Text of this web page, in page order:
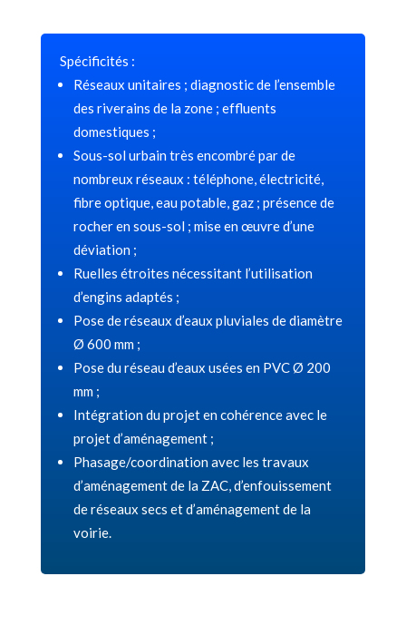
Spécificités :
Réseaux unitaires ; diagnostic de l’ensemble
des riverains de la zone ; effluents
domestiques ;
Sous-sol urbain très encombré par de
nombreux réseaux : téléphone, électricité,
fibre optique, eau potable, gaz ; présence de
rocher en sous-sol ; mise en œuvre d’une
déviation ;
Ruelles étroites nécessitant l’utilisation
d’engins adaptés ;
Pose de réseaux d’eaux pluviales de diamètre
Ø 600 mm ;
Pose du réseau d’eaux usées en PVC Ø 200
mm ;
Intégration du projet en cohérence avec le
projet d’aménagement ;
Phasage/coordination avec les travaux
d’aménagement de la ZAC, d’enfouissement
de réseaux secs et d’aménagement de la
voirie.